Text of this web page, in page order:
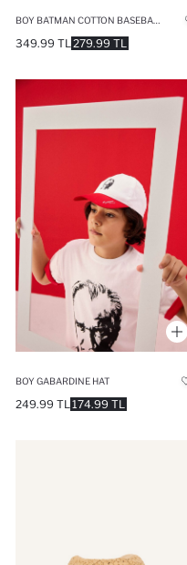
279.99 TL
349.99 TL
BOY GABARDINE HAT
174.99 TL
249.99 TL